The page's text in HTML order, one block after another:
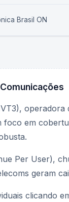
Brasil ON
Comunicações
operadora
em
Per User),
geram
clicando